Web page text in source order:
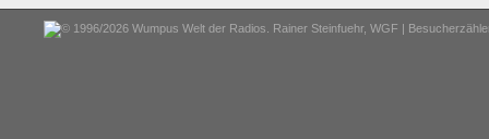
© 1996/2026 Wumpus Welt der Radios. Rainer Steinfuehr, WGF |